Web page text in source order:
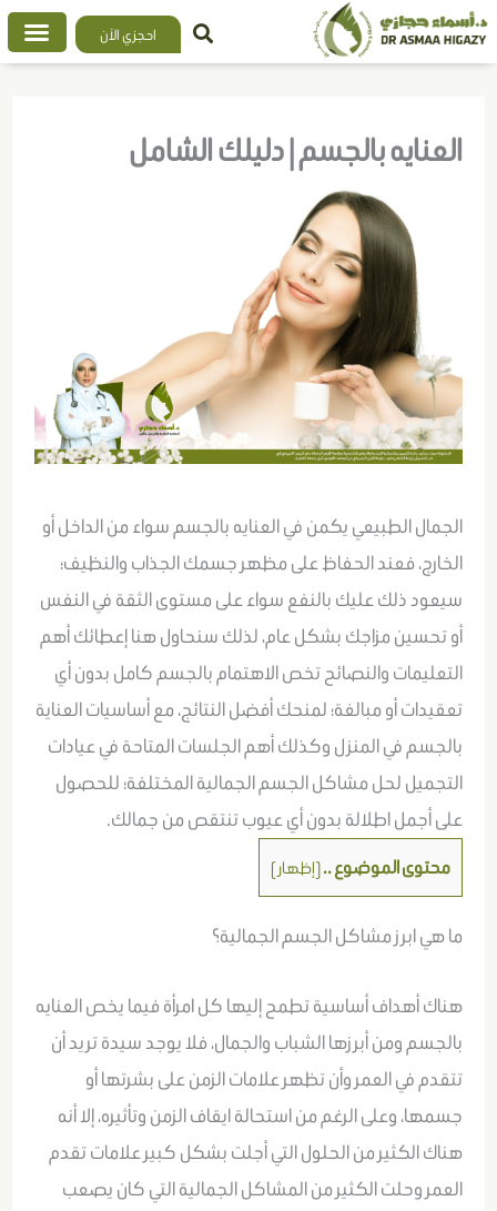
تخطي
إلى
احجزي الآن
العنايه بالجسم | دليلك الشامل
الجمال الطبيعي يكمن في العنايه بالجسم سواء من الداخل أو
الخارج، فعند الحفاظ على مظهر جسمك الجذاب والنظيف؛
سيعود ذلك عليك بالنفع سواء على مستوى الثقة في النفس
أو تحسين مزاجك بشكل عام، لذلك سنحاول هنا إعطائك أهم
التعليمات والنصائح تخص الاهتمام بالجسم كامل بدون أي
تعقيدات أو مبالغة؛ لمنحك أفضل النتائج، مع أساسيات العناية
بالجسم في المنزل وكذلك أهم الجلسات المتاحة في عيادات
التجميل لحل مشاكل الجسم الجمالية المختلفة؛ للحصول
على أجمل اطلالة بدون أي عيوب تنتقص من جمالك.
محتوى الموضوع ..[إظهار]
ما هي ابرز مشاكل الجسم الجمالية؟
هناك أهداف أساسية تطمح إليها كل امرأة فيما يخص العنايه
بالجسم ومن أبرزها الشباب والجمال، فلا يوجد سيدة تريد أن
تتقدم في العمر وأن تظهر علامات الزمن على بشرتها أو
جسمها، وعلى الرغم من استحالة ايقاف الزمن وتأثيره، إلا أنه
هناك الكثير من الحلول التي أجلت بشكل كبير علامات تقدم
العمر وحلت الكثير من المشاكل الجمالية التي كان يصعب